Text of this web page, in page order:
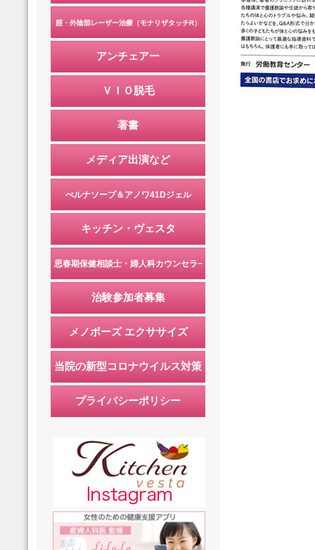
腟・外陰部レーザー治療（モナリザタッチR）
アンチェアー
ＶＩＯ脱毛
著書
メディア出演など
ぺルナソープ＆アノワ41Dジェル
キッチン・ヴェスタ
思春期保健相談士・婦人科カウンセラ−
治験参加者募集
メノポーズ エクササイズ
当院の新型コロナウイルス対策
プライバシーポリシー